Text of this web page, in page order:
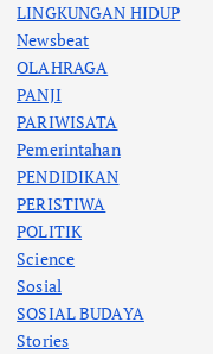
LINGKUNGAN HIDUP
Newsbeat
OLAHRAGA
PANJI
PARIWISATA
Pemerintahan
PENDIDIKAN
PERISTIWA
POLITIK
Science
Sosial
SOSIAL BUDAYA
Stories